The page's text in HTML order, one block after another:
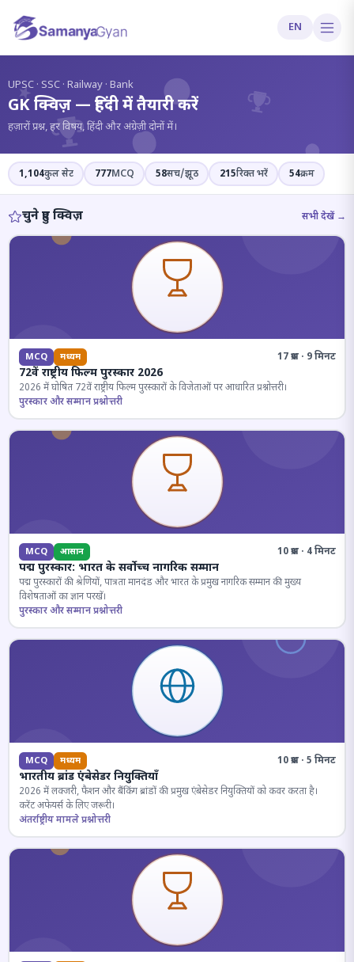
EN
?
UPSC · SSC · Railway · Bank
GK क्विज़ — हिंदी में तैयारी करें
हज़ारों प्रश्न, हर विषय, हिंदी और अंग्रेज़ी दोनों में।
1,104कुल सेट 777MCQ 58सच/झूठ 215रिक्त भरें 54क्रम
चुने हुए क्विज़ सभी देखें →
MCQ मध्यम 17 प्रश्न · 9 मिनट
72वें राष्ट्रीय फिल्म पुरस्कार 2026
2026 में घोषित 72वें राष्ट्रीय फिल्म पुरस्कारों के विजेताओं पर आधारित प्रश्नोत्तरी।
पुरस्कार और सम्मान प्रश्नोत्तरी
MCQ आसान 10 प्रश्न · 4 मिनट
पद्म पुरस्कार: भारत के सर्वोच्च नागरिक सम्मान
पद्म पुरस्कारों की श्रेणियों, पात्रता मानदंड और भारत के प्रमुख नागरिक सम्मान की मुख्य
विशेषताओं का ज्ञान परखें।
पुरस्कार और सम्मान प्रश्नोत्तरी
MCQ मध्यम 10 प्रश्न · 5 मिनट
भारतीय ब्रांड एंबेसेडर नियुक्तियाँ
2026 में लक्जरी, फैशन और बैंकिंग ब्रांडों की प्रमुख एंबेसेडर नियुक्तियों को कवर करता है।
करेंट अफेयर्स के लिए जरूरी।
अंतर्राष्ट्रीय मामले प्रश्नोत्तरी